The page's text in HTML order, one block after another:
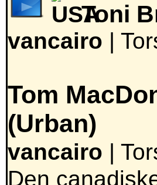
Toni
vancairo |
Tom
(Urban)
vancairo |
Den